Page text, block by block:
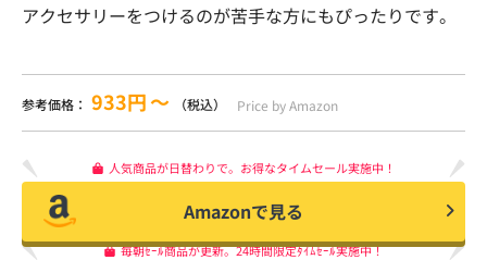
アクセサリーをつけるのが苦手な方にもぴったりです。
参考価格： 933円〜 （税込） Price by Amazon
人気商品が日替わりで。お得なタイムセール実施中！
Amazonで見る
毎朝ｾｰﾙ商品が更新。24時間限定ﾀｲﾑｾｰﾙ実施中！